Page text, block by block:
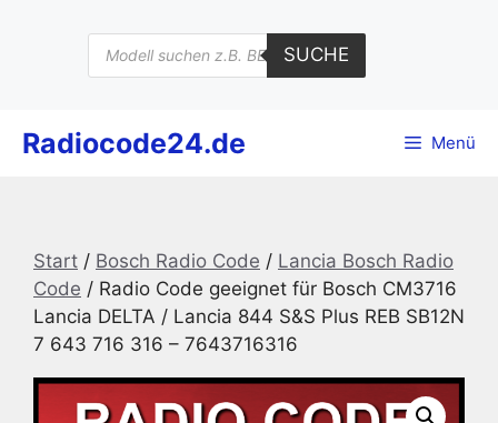
Products
search
SUCHE
Radiocode24.de Menü
Start / Bosch Radio Code / Lancia Bosch Radio
Code / Radio Code geeignet für Bosch CM3716
Lancia DELTA / Lancia 844 S&S Plus REB SB12N
7 643 716 316 – 7643716316